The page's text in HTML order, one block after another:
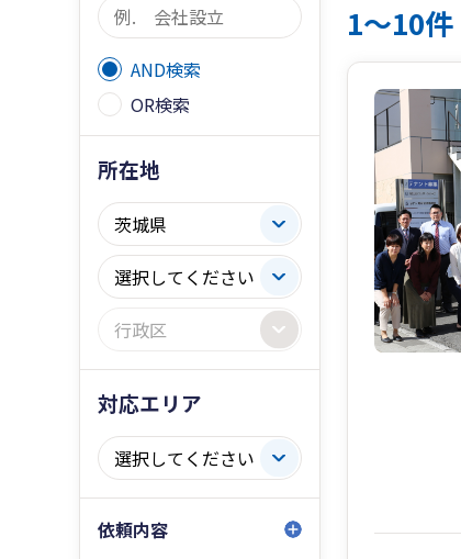
AND検索
OR検索
所在地
対応エリア
依頼内容
1〜10件